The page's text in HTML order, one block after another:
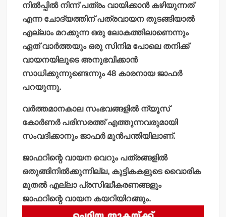
നില്‍പ്പില്‍ നിന്ന് പത്രം വായിക്കാന്‍ കഴിയുന്നത്
എന്ന ചോദ്യത്തിന് പത്രവായന തുടങ്ങിയാല്‍
എല്ലാം മറക്കുന്ന ഒരു ലോകത്തിലാണെന്നും
ഏത് വാര്‍ത്തയും ഒരു സിനിമ പോലെ തനിക്ക്
വായനയിലൂടെ അനുഭവിക്കാന്‍
സാധിക്കുന്നുണ്ടെന്നും 48 കാരനായ ജാഫര്‍
പറയുന്നു.
വര്‍ത്തമാനകാല സംഭവങ്ങളില്‍ ന്യൂസ്
കോര്‍ണര്‍ പരിസരത്ത് എത്തുന്നവരുമായി
സംവദിക്കാനും ജാഫര്‍ മുന്‍പന്തിയിലാണ്.
ജാഫറിന്റെ വായന വെറും പത്രങ്ങളില്‍
ഒതുങ്ങിനില്‍ക്കുന്നില്ല, കുട്ടികകളുടെ വൈാരിക
മുതല്‍ എല്ലാ പ്രസിദ്ധീകരണങ്ങളും
ജാഫറിന്റെ വായന കയറിയിറങ്ങും.